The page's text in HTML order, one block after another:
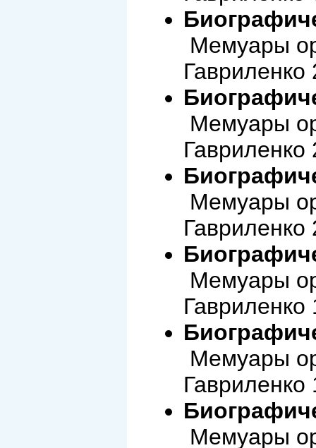
Мемуары
Мемуары
Мемуары
Мемуары
Мемуары
Мемуары